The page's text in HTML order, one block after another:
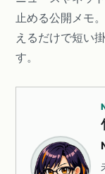
止める公開メモ
えるだけで短い
す。